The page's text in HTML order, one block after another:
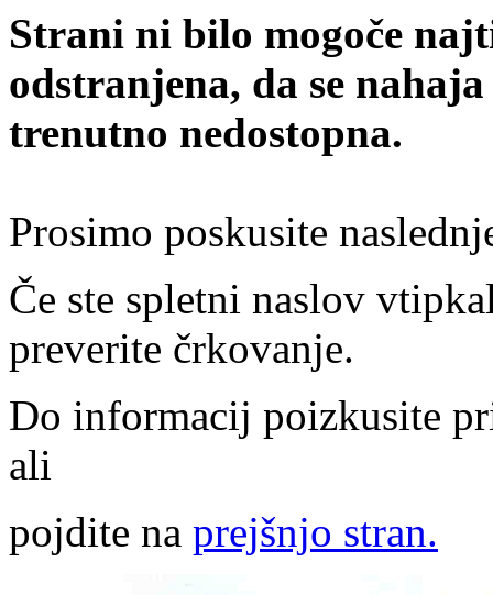
Strani ni bilo mogoče
odstranjena, da se
trenutno nedostopna.
Prosimo poskusite
Če ste spletni naslov
preverite črkovanje.
Do informacij poizkusite
ali
pojdite na prejšnjo stran.